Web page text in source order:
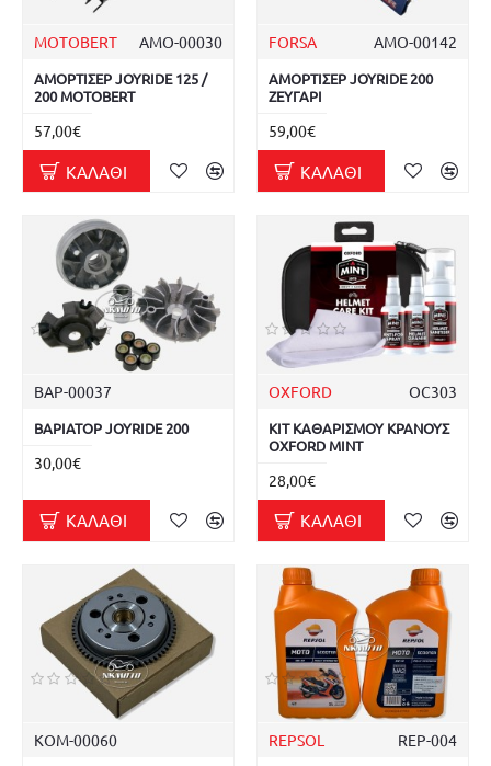
MOTOBERT ΑΜΟ-00030
ΑΜΟΡΤΙΣΕΡ JOYRIDE 125 /
200 MOTOBERT
57,00€
ΚΑΛΆΘΙ
FORSA ΑΜΟ-00142
ΑΜΟΡΤΙΣΕΡ JOYRIDE 200
ΖΕΥΓΑΡΙ
59,00€
ΚΑΛΆΘΙ
ΒΑΡ-00037
ΒΑΡΙΑΤΟΡ JOYRIDE 200
30,00€
ΚΑΛΆΘΙ
OXFORD OC303
ΚΙΤ ΚΑΘΑΡΙΣΜΟΥ ΚΡΑΝΟΥΣ
OXFORD MINT
28,00€
ΚΑΛΆΘΙ
ΚΟΜ-00060 REPSOL REP-004